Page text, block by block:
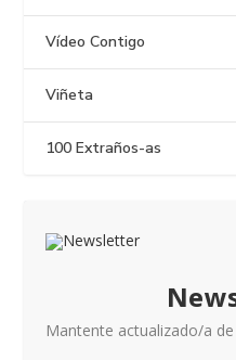
Vídeo Contigo
Viñeta
100 Extraños-as
Mantente actualizado/a